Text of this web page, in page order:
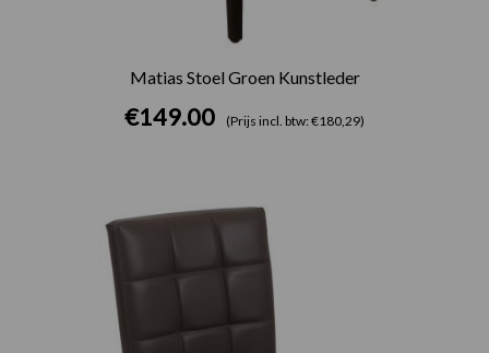
Matias Stoel Groen Kunstleder
€149.00 (Prijs incl. btw: €180,29)